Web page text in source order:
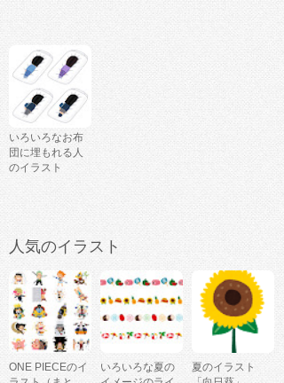
いろいろなお布
団に埋もれる人
のイラスト
人気のイラスト
ONE PIECEのイ
いろいろな夏の
夏のイラスト